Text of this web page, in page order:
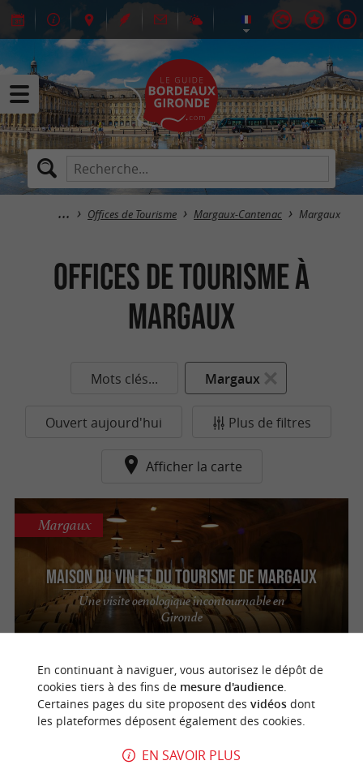
Offices de Tourisme Margaux-Cantenac Margaux
Offices de Tourisme à
Margaux
Mots clés... Margaux
Ouvert aujourd'hui Plus de filtres
Afficher la carte
Maison du Vin et du Tourisme de MARGAUX
Une visite oenologique incontournable en
Gironde
Margaux
n
o
t
r
e
c
o
u
p
d
e
c
o
e
u
r
En continuant à naviguer, vous autorisez le dépôt de
cookies tiers à des fins de mesure d'audience.
Certaines pages du site proposent des vidéosdont
les plateformes déposent également des cookies.
EN SAVOIR PLUS